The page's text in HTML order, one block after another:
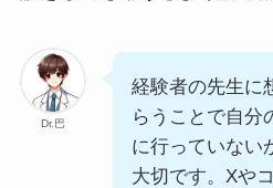
Dr.巴
経験者の先生に
らうことで自分
に行っていない
大切です。Xや